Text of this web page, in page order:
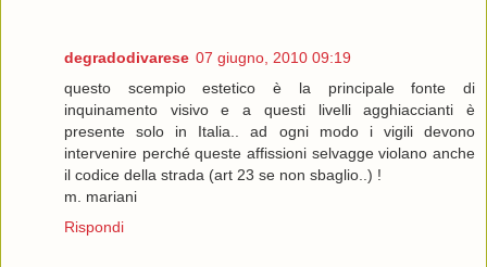
degradodivarese 07 giugno, 2010 09:19
questo scempio estetico è la principale fonte di
inquinamento visivo e a questi livelli agghiaccianti è
presente solo in Italia.. ad ogni modo i vigili devono
intervenire perché queste affissioni selvagge violano anche
il codice della strada (art 23 se non sbaglio..) !
m. mariani
Rispondi